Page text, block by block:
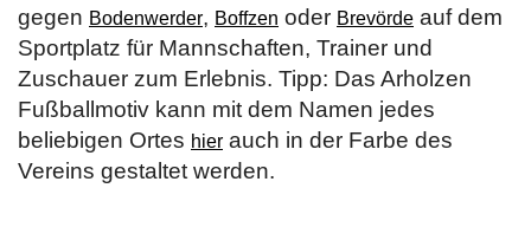
gegen Bodenwerder, Boffzen oder Brevörde auf dem
Sportplatz für Mannschaften, Trainer und
Zuschauer zum Erlebnis. Tipp: Das Arholzen
Fußballmotiv kann mit dem Namen jedes
beliebigen Ortes hier auch in der Farbe des
Vereins gestaltet werden.